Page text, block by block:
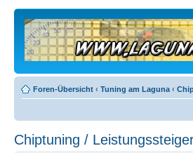
Foren-Übersicht ‹ Tuning am Laguna ‹
Chiptuning /